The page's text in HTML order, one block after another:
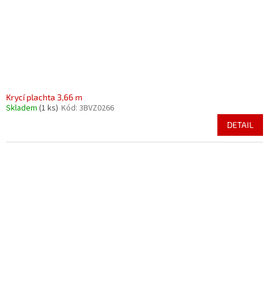
Krycí plachta 3,66 m
Skladem (1 ks) Kód: 3BVZ0266
DETAIL